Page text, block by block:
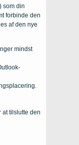
som din
forbinde den
af den nye
mindst
at tilslutte den